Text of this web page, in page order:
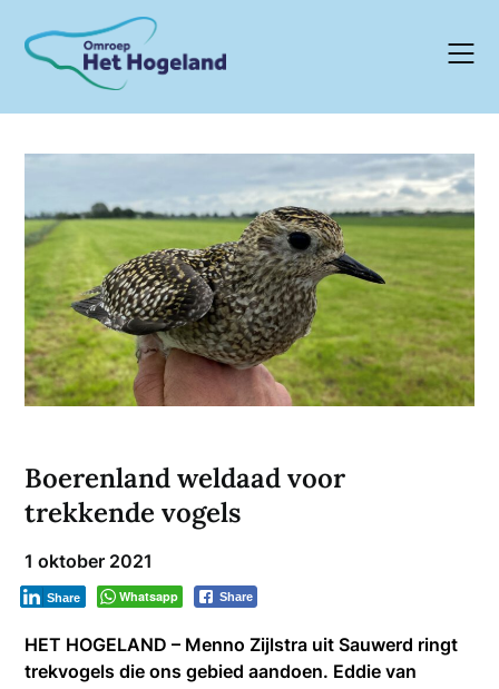
content
Boerenland weldaad voor
trekkende vogels
1 oktober 2021
Whatsapp Share
Share
HET HOGELAND – Menno Zijlstra uit Sauwerd ringt
trekvogels die ons gebied aandoen. Eddie van